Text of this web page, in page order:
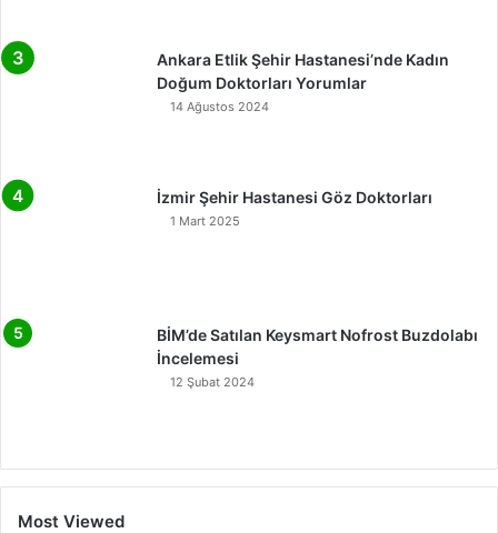
Ankara Etlik Şehir Hastanesi’nde Kadın
Doğum Doktorları Yorumlar
14 Ağustos 2024
İzmir Şehir Hastanesi Göz Doktorları
1 Mart 2025
BİM’de Satılan Keysmart Nofrost Buzdolabı
İncelemesi
12 Şubat 2024
Most Viewed